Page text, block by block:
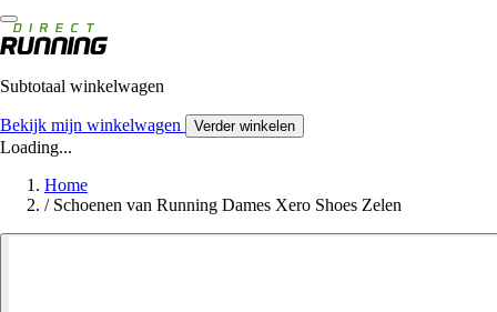
Subtotaal winkelwagen
Bekijk mijn winkelwagen Verder winkelen
Loading...
Home
/ Schoenen van Running Dames Xero Shoes Zelen